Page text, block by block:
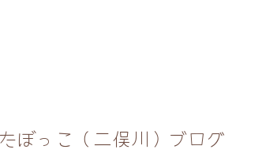
ぼっこ（二俣川）ブログ